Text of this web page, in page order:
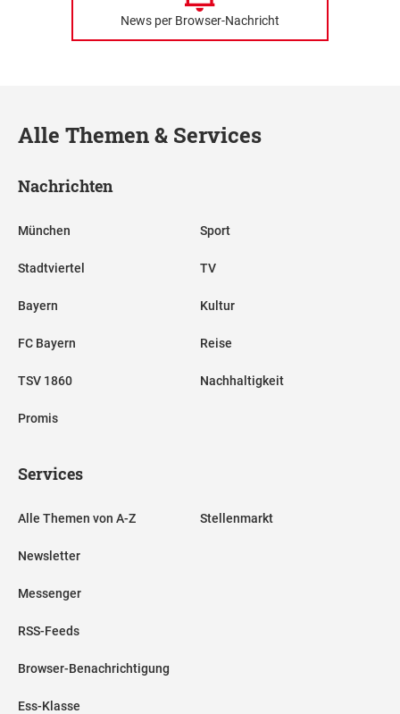
News per Browser-Nachricht
Alle Themen & Services
Nachrichten
München
Stadtviertel
Bayern
FC Bayern
TSV 1860
Promis
Sport
TV
Kultur
Reise
Nachhaltigkeit
Services
Alle Themen von A-Z
Newsletter
Messenger
RSS-Feeds
Browser-Benachrichtigung
Ess-Klasse
Stellenmarkt